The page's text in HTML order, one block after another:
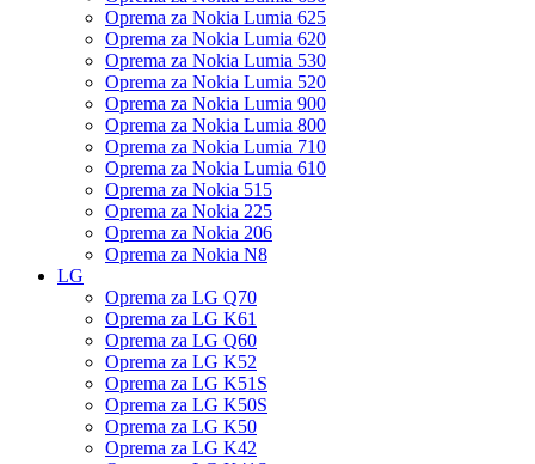
Oprema za Nokia Lumia 625
Oprema za Nokia Lumia 620
Oprema za Nokia Lumia 530
Oprema za Nokia Lumia 520
Oprema za Nokia Lumia 900
Oprema za Nokia Lumia 800
Oprema za Nokia Lumia 710
Oprema za Nokia Lumia 610
Oprema za Nokia 515
Oprema za Nokia 225
Oprema za Nokia 206
Oprema za Nokia N8
LG
Oprema za LG Q70
Oprema za LG K61
Oprema za LG Q60
Oprema za LG K52
Oprema za LG K51S
Oprema za LG K50S
Oprema za LG K50
Oprema za LG K42